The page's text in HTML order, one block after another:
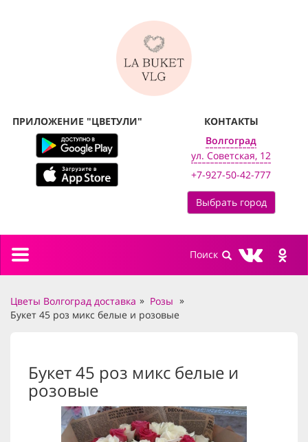
ПРИЛОЖЕНИЕ "ЦВЕТУЛИ"
КОНТАКТЫ
Волгоград
ул. Советская, 12
+7-927-50-42-777
Выбрать город
Toggle
Цветы Волгоград доставка
Розы
Букет 45 роз микс белые и розовые
Букет 45 роз микс белые и
розовые